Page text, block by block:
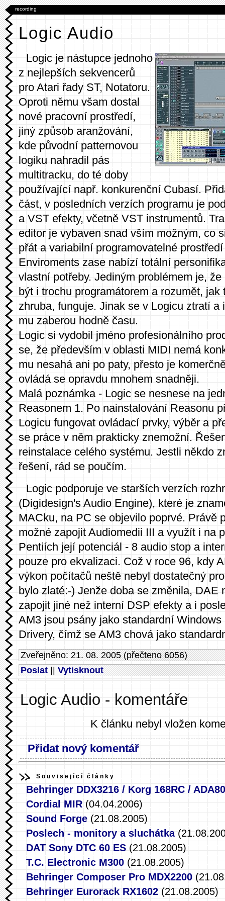
recording
Logic Audio
Logic je nástupce jednoho
z nejlepších sekvencerů
pro Atari řady ST, Notatoru.
Oproti němu všam dostal
nové pracovní prostředí,
jiný způsob aranžování,
kde původní patternovou
logiku nahradil pás
multitracku, do té doby
používající např. konkurenční Cubasí.
část, v posledních verzích programu je
a VST efekty, včetně VST instrumentů.
editor je vybaven snad vším možným, co
přát a variabilní programovatelné
Enviroments zase nabízí totální
vlastní potřeby. Jediným problémem je,
být i trochu programátorem a rozumět, jak
zhruba, funguje. Jinak se v Logicu ztratí a
mu zaberou hodně času.
Logic si vydobil jméno profesionálního
se, že především v oblasti MIDI nemá
mu nesahá ani po paty, přesto je
ovládá se opravdu mnohem snadněji.
Malá poznámka - Logic se nesnese na
Reasonem 1. Po nainstalování Reasonu
Logicu fungovat ovládací prvky, výběr a
se práce v něm prakticky znemožní.
reinstalace celého systému. Jestli někdo
řešení, rád se poučím.
Logic podporuje ve starších verzích
(Digidesign's Audio Engine), které je
MACku, na PC se objevilo poprvé. Právě
možné zapojit Audiomedii III a využít i na
Pentiích její potenciál - 8 audio stop a
pouze pro ekvalizaci. Což v roce 96, kdy
výkon počítačů neště nebyl dostatečný
bylo zlaté:-) Jenže doba se změnila, DAE
zapojit jiné než interní DSP efekty a i
AM3 jsou psány jako standardní Windows
Drivery, čímž se AM3 chová jako
Zveřejněno: 21. 08. 2005 (přečteno 6056)
Poslat||Vytisknout
Logic Audio - komentáře
K článku nebyl vložen
Přidat nový komentář
Související články
Behringer DDX3216 / Korg 168RC /
Cordial MIR (04.04.2006)
Sound Forge (21.08.2005)
Poslech - monitory a sluchátka
DAT Sony DTC 60 ES (21.08.2005)
T.C. Electronic M300 (21.08.2005)
Behringer Composer Pro MDX2200
Behringer Eurorack RX1602 (21.08.2005)